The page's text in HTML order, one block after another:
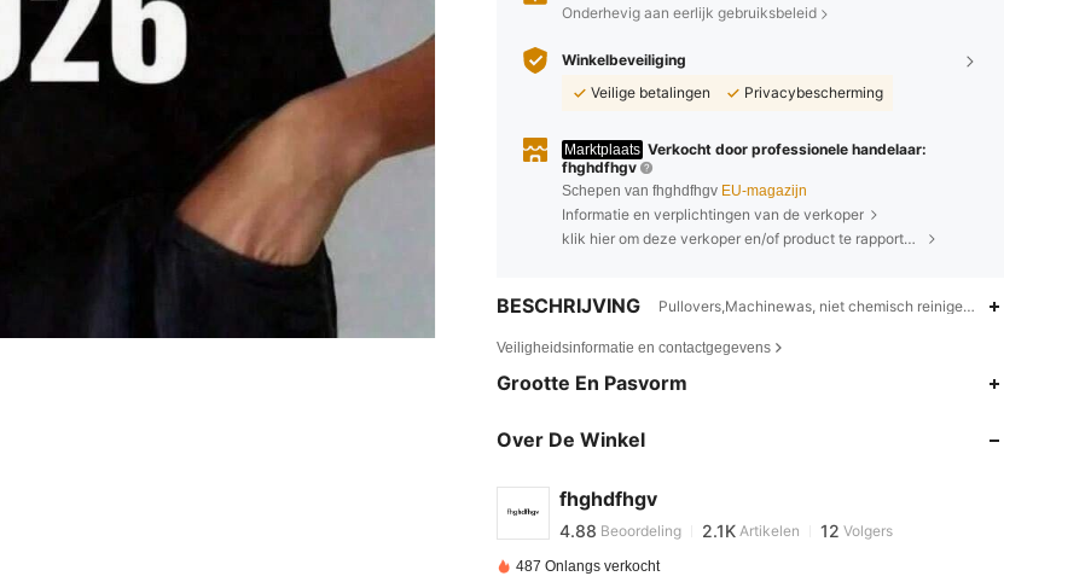
Onderhevig aan eerlijk gebruiksbeleid
Winkelbeveiliging
Veilige betalingen
Privacybescherming
Marktplaats Verkocht door professionele handelaar:
fhghdfhgv
Schepen van fhghdfhgv EU-magazijn
Informatie en verplichtingen van de verkoper
klik hier om deze verkoper en/of product te rapporteren.
BESCHRIJVING Pullovers,Machinewas, niet chemisch reinigen,Medium stretch
Veiligheidsinformatie en contactgegevens
Grootte En Pasvorm
Over De Winkel
fhghdfhgv
4.88
4.88
4.88 Beoordeling 2.1K Artikelen 12 Volgers
4.88
487 Onlangs verkocht